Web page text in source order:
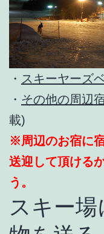
・ スキーヤーズ
・ その他の周辺
載)
※周辺のお宿に
送迎して頂ける
う。
スキー